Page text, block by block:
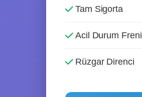
Tam Sigorta
Acil Durum Freni
Rüzgar Direnci